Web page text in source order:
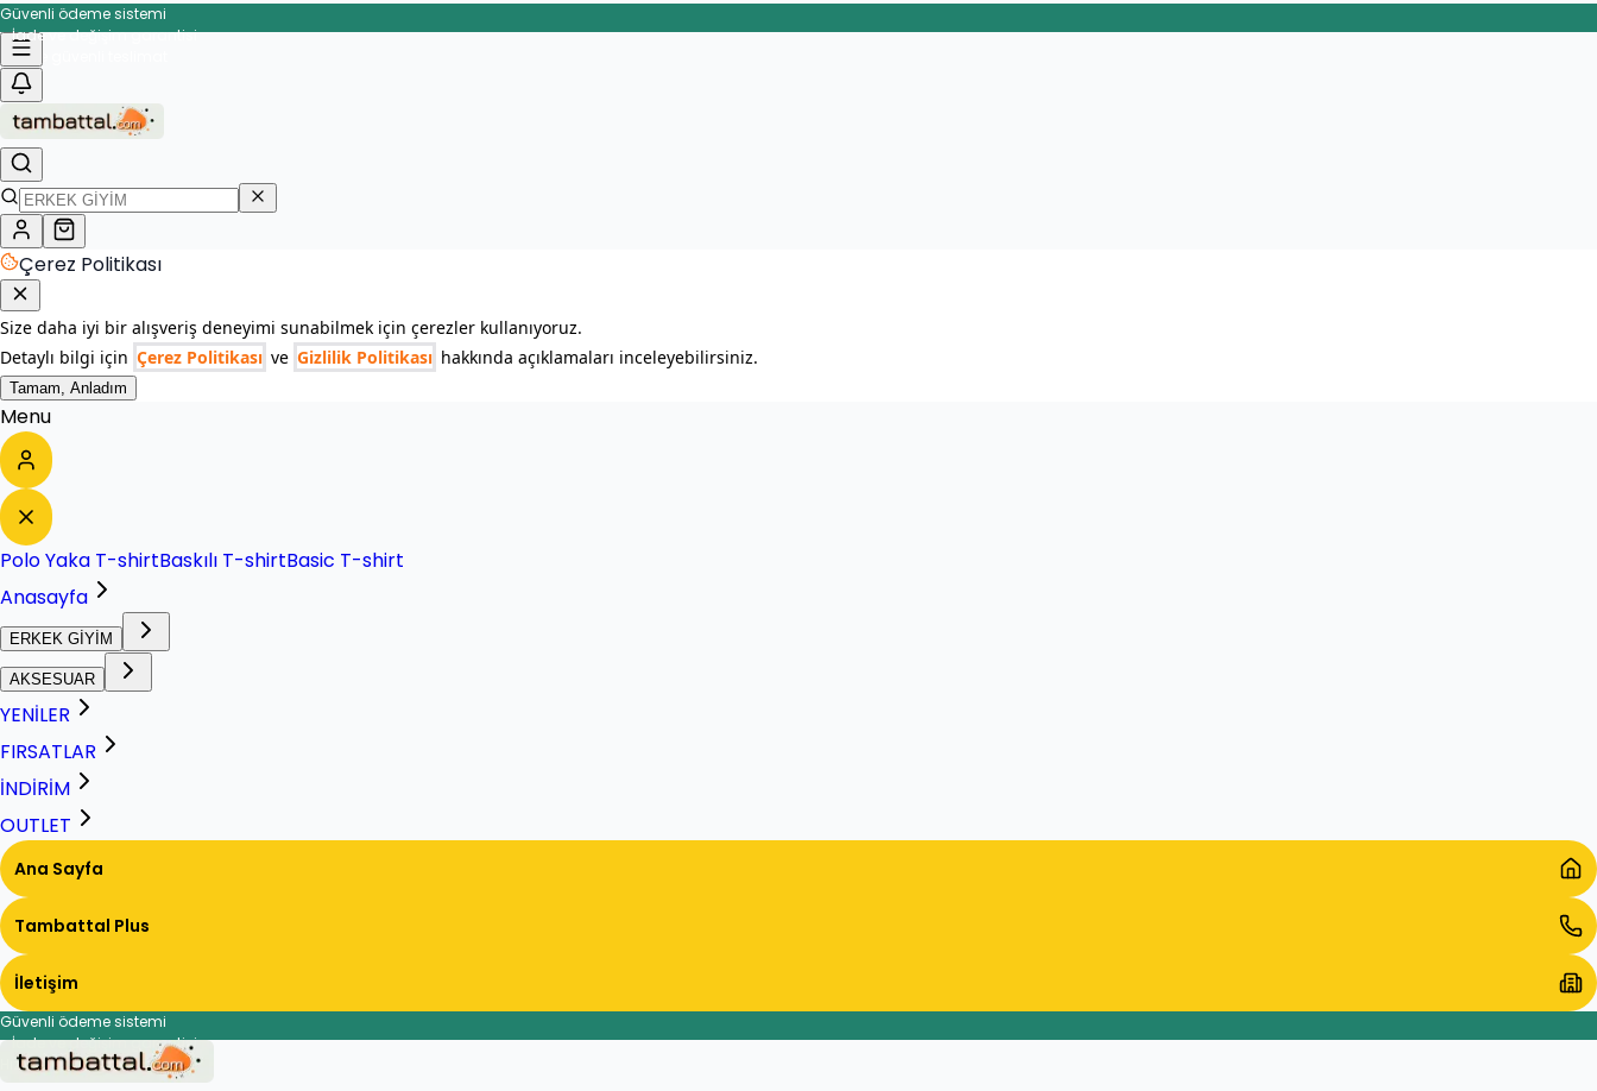
Güvenli ödeme sistemi
İade ve değişim garantisi
Çerez Politikası
Size daha iyi bir alışveriş deneyimi sunabilmek için çerezler kullanıyoruz.
Detaylı bilgi için Çerez Politikası ve Gizlilik Politikası hakkında açıklamaları inceleyebilirsiniz.
Tamam, Anladım
Menu
Polo Yaka T-shirtBaskılı T-shirtBasic T-shirt
Anasayfa
ERKEK GİYİM
AKSESUAR
YENİLER
FIRSATLAR
İNDİRİM
OUTLET
Ana Sayfa
Tambattal Plus
İletişim
Güvenli ödeme sistemi
İade ve değişim garantisi